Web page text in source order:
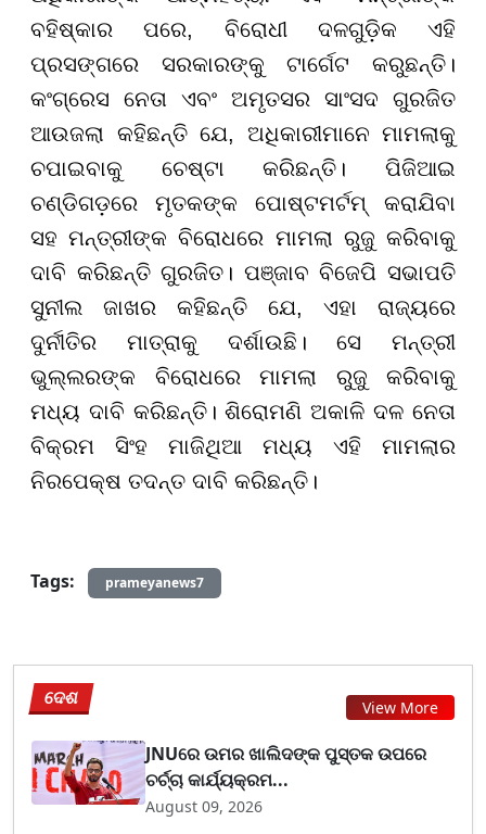
ବହିଷ୍କାର ପରେ, ବିରୋଧୀ ଦଳଗୁଡ଼ିକ ଏହି
ପ୍ରସଙ୍ଗରେ ସରକାରଙ୍କୁ ଟାର୍ଗେଟ କରୁଛନ୍ତି।
କଂଗ୍ରେସ ନେତା ଏବଂ ଅମୃତସର ସାଂସଦ ଗୁରଜିତ
ଆଉଜଲା କହିଛନ୍ତି ଯେ, ଅଧିକାରୀମାନେ ମାମଲାକୁ
ଚପାଇବାକୁ ଚେଷ୍ଟା କରିଛନ୍ତି। ପିଜିଆଇ
ଚଣ୍ଡିଗଡ଼ରେ ମୃତକଙ୍କ ପୋଷ୍ଟମର୍ଟମ୍ କରାଯିବା
ସହ ମନ୍ତ୍ରୀଙ୍କ ବିରୋଧରେ ମାମଲା ରୁଜୁ କରିବାକୁ
ଦାବି କରିଛନ୍ତି ଗୁରଜିତ। ପଞ୍ଜାବ ବିଜେପି ସଭାପତି
ସୁନୀଲ ଜାଖର କହିଛନ୍ତି ଯେ, ଏହା ରାଜ୍ୟରେ
ଦୁର୍ନୀତିର ମାତ୍ରାକୁ ଦର୍ଶାଉଛି। ସେ ମନ୍ତ୍ରୀ
ଭୁଲ୍ଲରଙ୍କ ବିରୋଧରେ ମାମଲା ରୁଜୁ କରିବାକୁ
ମଧ୍ୟ ଦାବି କରିଛନ୍ତି। ଶିରୋମଣି ଅକାଳି ଦଳ ନେତା
ବିକ୍ରମ ସିଂହ ମାଜିଥିଆ ମଧ୍ୟ ଏହି ମାମଲାର
ନିରପେକ୍ଷ ତଦନ୍ତ ଦାବି କରିଛନ୍ତି।
Tags: prameyanews7
ଦେଶ View More
JNUରେ ଉମର ଖାଲିଦଙ୍କ ପୁସ୍ତକ ଉପରେ
ଚର୍ଚ୍ଚା କାର୍ଯ୍ୟକ୍ରମ...
August 09, 2026